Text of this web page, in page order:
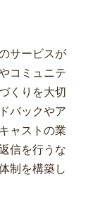
サービスが
コミュニテ
くりを大切
バックやア
ャストの業
信を行うな
制を構築し